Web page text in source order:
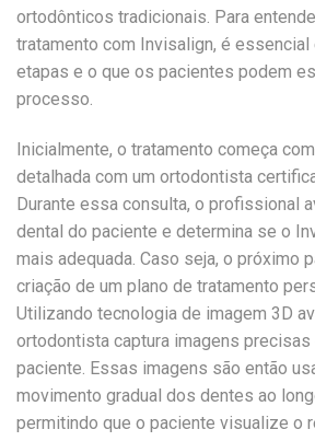
ortodônticos tradicionais. Para
tratamento com Invisalign, é essencial
etapas e o que os pacientes podem
processo.
Inicialmente, o tratamento começa
detalhada com um ortodontista
Durante essa consulta, o profissional
dental do paciente e determina se o
mais adequada. Caso seja, o próximo
criação de um plano de tratamento
Utilizando tecnologia de imagem 3D
ortodontista captura imagens
paciente. Essas imagens são então
movimento gradual dos dentes ao
permitindo que o paciente visualize o